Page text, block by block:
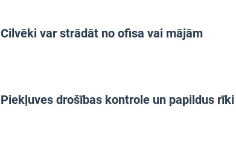
Cilvēki var strādāt no ofisa vai mājām
Piekļuves drošības kontrole un papildus rīki